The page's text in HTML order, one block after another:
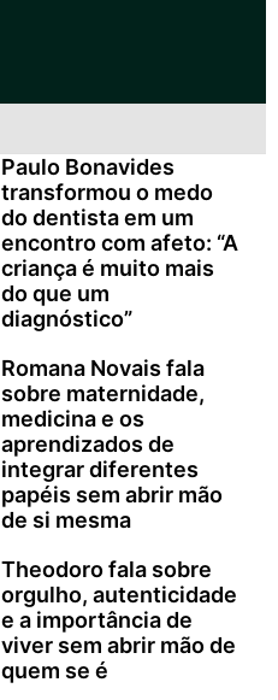
Paulo Bonavides
transformou o medo
do dentista em um
encontro com afeto: “A
criança é muito mais
do que um
diagnóstico”
Romana Novais fala
sobre maternidade,
medicina e os
aprendizados de
integrar diferentes
papéis sem abrir mão
de si mesma
Theodoro fala sobre
orgulho, autenticidade
e a importância de
viver sem abrir mão de
quem se é